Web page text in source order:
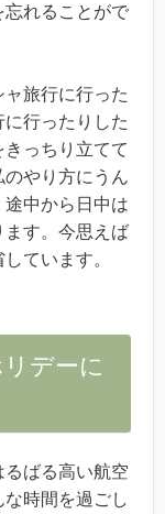
れることがで
旅行に行った
行ったりした
っちり立てて
やり方にうん
中から日中は
ます。今思えば
ています。
デーに
ばる高い航空
時間を過ごし